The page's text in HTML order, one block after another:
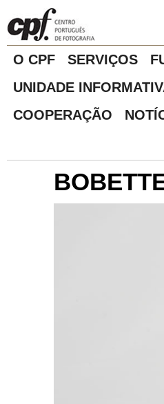
O CPF SERVIÇOS
UNIDADE
COOPERAÇÃO